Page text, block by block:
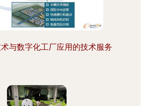
与数字化工厂应用的技术服务